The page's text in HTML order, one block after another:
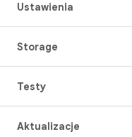
Ustawienia
Storage
Testy
Aktualizacje